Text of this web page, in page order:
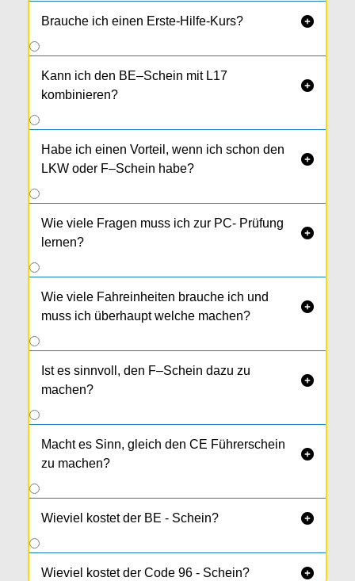
Brauche ich einen Erste-Hilfe-Kurs? 
Kann ich den BE–Schein mit L17
kombinieren?

Habe ich einen Vorteil, wenn ich schon den
LKW oder F–Schein habe?

Wie viele Fragen muss ich zur PC- Prüfung
lernen?

Wie viele Fahreinheiten brauche ich und
muss ich überhaupt welche machen?

Ist es sinnvoll, den F–Schein dazu zu
machen?

Macht es Sinn, gleich den CE Führerschein
zu machen?

Wieviel kostet der BE - Schein? 
Wieviel kostet der Code 96 - Schein? 